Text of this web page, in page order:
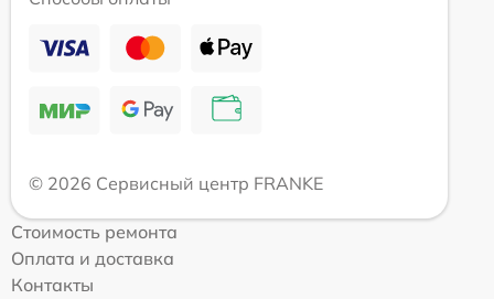
© 2026 Сервисный центр FRANKE
Стоимость ремонта
Оплата и доставка
Контакты